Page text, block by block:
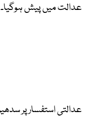
عدالت میں پیش ہوگیا۔
عدالتی استفسار پر